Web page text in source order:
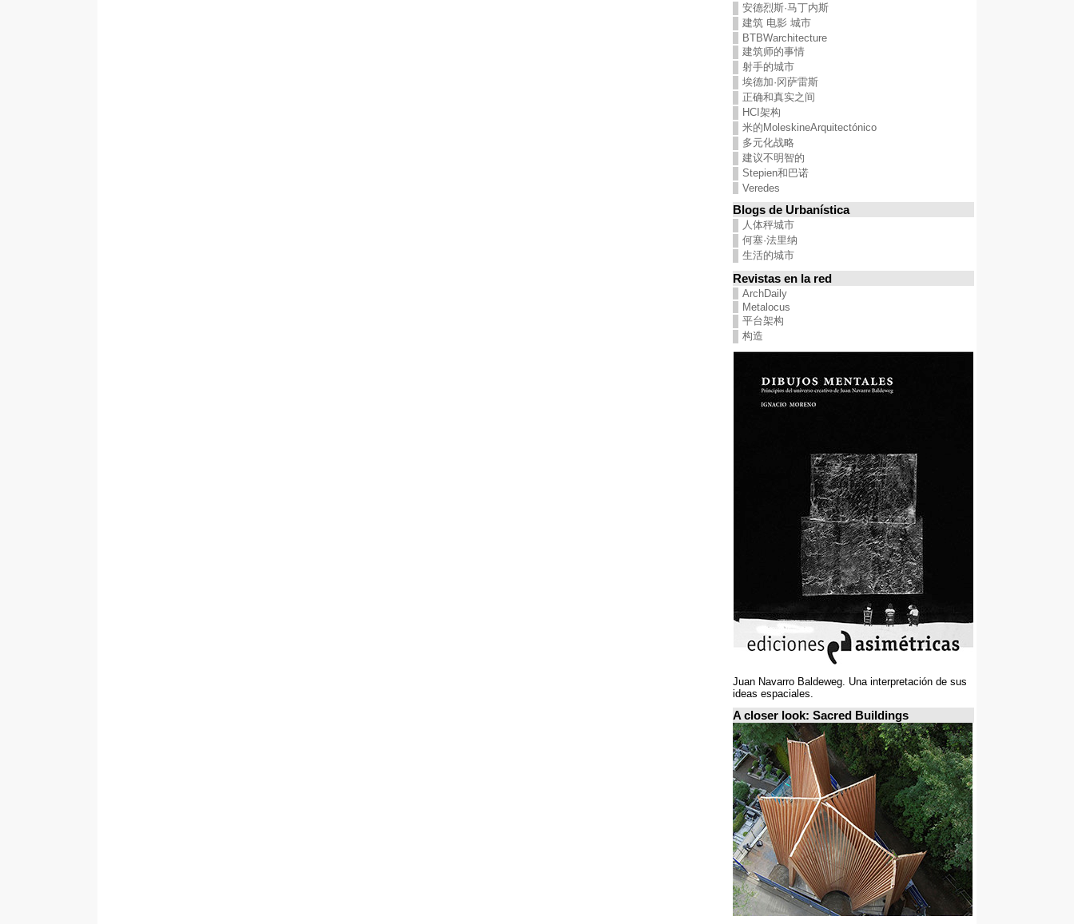
安德烈斯·马丁内斯
建筑 电影 城市
BTBWarchitecture
建筑师的事情
射手的城市
埃德加·冈萨雷斯
正确和真实之间
HCI架构
米的MoleskineArquitectónico
多元化战略
建议不明智的
Stepien和巴诺
Veredes
Blogs de Urbanística
人体秤城市
何塞·法里纳
生活的城市
Revistas en la red
ArchDaily
Metalocus
平台架构
构造
Juan Navarro Baldeweg. Una interpretación de sus
ideas espaciales.
A closer look: Sacred Buildings